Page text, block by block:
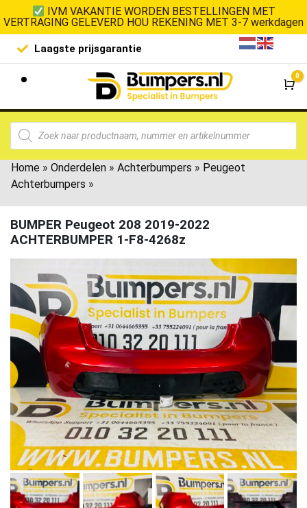
IVM VAKANTIE WORDEN BESTELLINGEN MET
VERTRAGING GELEVERD HOU REKENING MET 3-7 werkdagen
Laagste prijsgarantie De
0
Home » Onderdelen » Achterbumpers » Peugeot
Achterbumpers »
BUMPER Peugeot 208 2019-2022
ACHTERBUMPER 1-F8-4268z